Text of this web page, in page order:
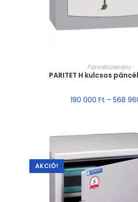
MÉRET
Páncélszekrény
PARITET H kulcsos
190 000 Ft – 568
AKCIÓ!